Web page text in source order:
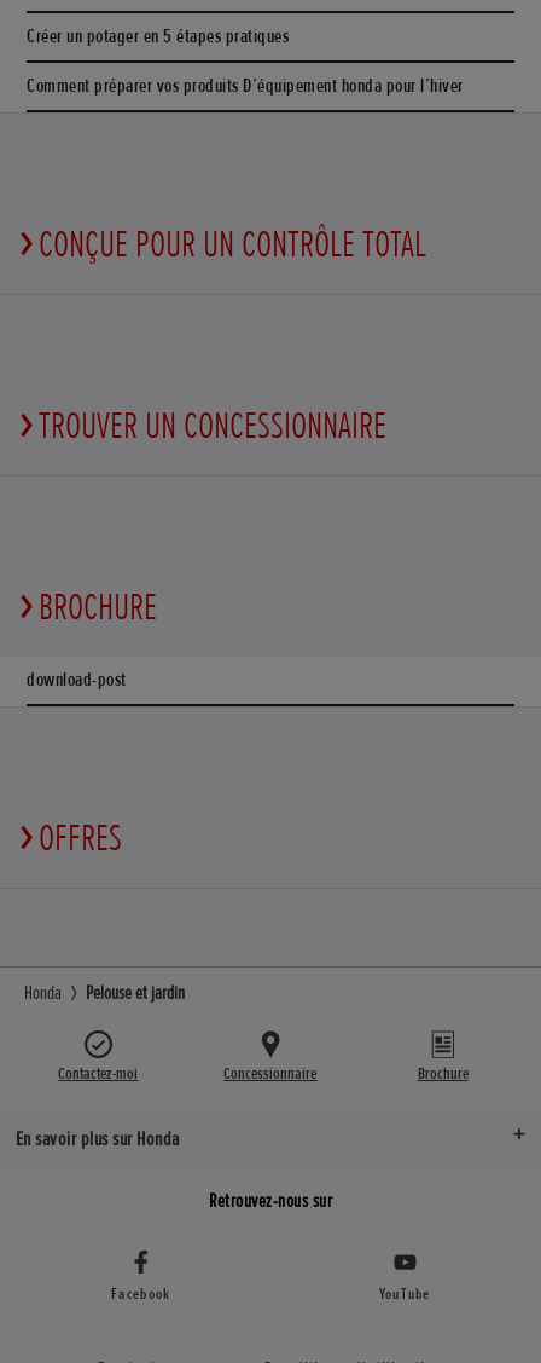
Créer un potager en 5 étapes pratiques
Comment préparer vos produits D’équipement honda pour l’hiver
CONÇUE POUR UN CONTRÔLE TOTAL
TROUVER UN CONCESSIONNAIRE
BROCHURE
download-post
OFFRES
Honda Pelouse et jardin
Contactez-moi Concessionnaire Brochure
En savoir plus sur Honda
Retrouvez-nous sur
Facebook YouTube